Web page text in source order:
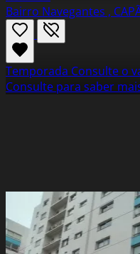
Bairro Navegantes ,
Temporada Consulte o
Consulte para saber